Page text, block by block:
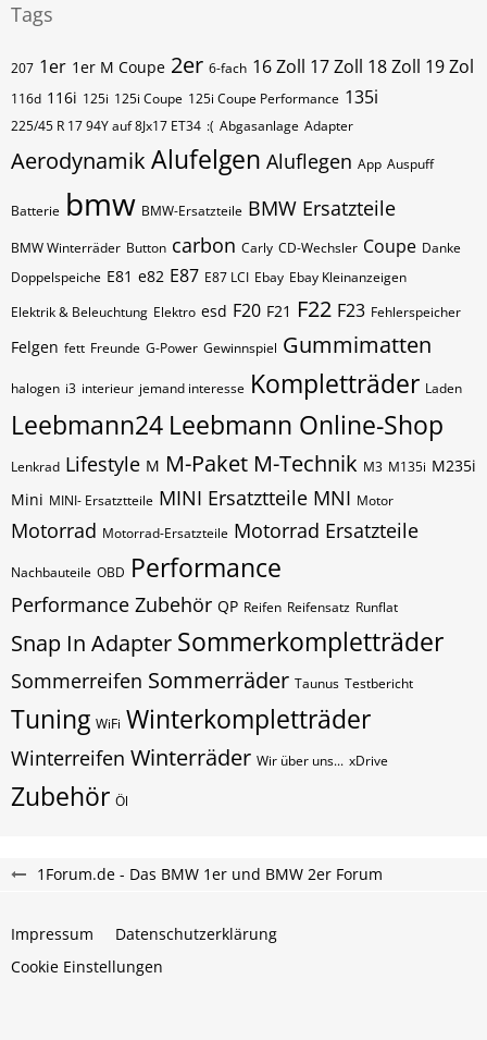
Tags
207 1er 1er M Coupe 2er 6-fach 16 Zoll 17 Zoll 18 Zoll 19 Zol
116d 116i 125i 125i Coupe 125i Coupe Performance 135i
225/45 R 17 94Y auf 8Jx17 ET34 :( Abgasanlage Adapter
Aerodynamik Alufelgen Aluflegen App Auspuff
Batterie bmw BMW-Ersatzteile BMW Ersatzteile
BMW Winterräder Button carbon Carly CD-Wechsler Coupe Danke
Doppelspeiche E81 e82 E87 E87 LCI Ebay Ebay Kleinanzeigen
Elektrik & Beleuchtung Elektro esd F20 F21 F22 F23 Fehlerspeicher
Felgen fett Freunde G-Power Gewinnspiel Gummimatten
halogen i3 interieur jemand interesse Kompletträder Laden
Leebmann24 Leebmann Online-Shop
Lenkrad Lifestyle M M-Paket M-Technik M3 M135i M235i
Mini MINI- Ersatztteile MINI Ersatztteile MNI Motor
Motorrad Motorrad-Ersatzteile Motorrad Ersatzteile
Nachbauteile OBD Performance
Performance Zubehör QP Reifen Reifensatz Runflat
Snap In Adapter Sommerkompletträder
Sommerreifen Sommerräder Taunus Testbericht
Tuning WiFi Winterkompletträder
Winterreifen Winterräder Wir über uns... xDrive
Zubehör Öl
1Forum.de - Das BMW 1er und BMW 2er Forum
Impressum
Datenschutzerklärung
Cookie Einstellungen